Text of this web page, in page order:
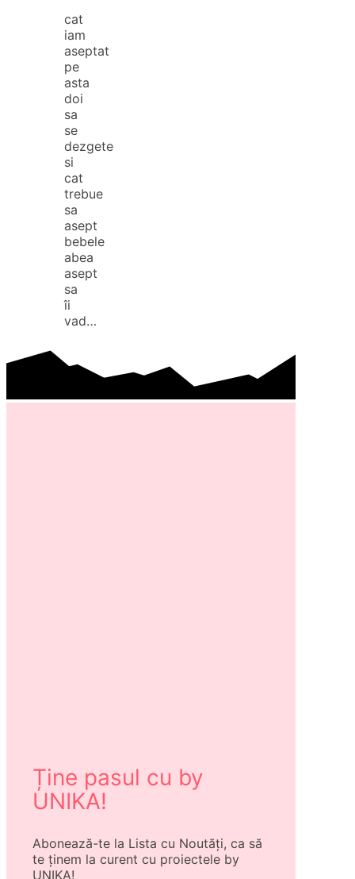
cat
iam
aseptat
pe
asta
doi
sa
se
dezgete
si
cat
trebue
sa
asept
bebele
abea
asept
sa
îi
vad…
Ține pasul cu by
UNIKA!
Abonează-te la Lista cu Noutăți, ca să
te ținem la curent cu proiectele by
UNIKA!